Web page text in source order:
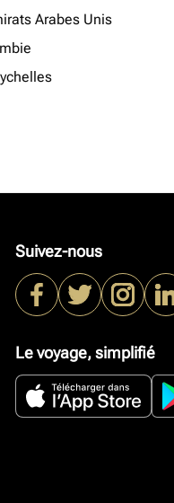
Arabes Unis
Suivez-nous
Le voyage, simplifié